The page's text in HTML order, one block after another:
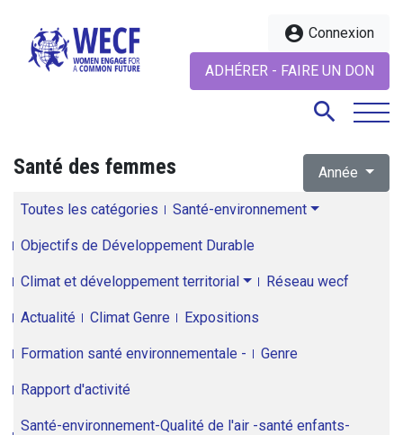
account_circle Connexion
ADHÉRER - FAIRE UN DON
search
Santé des femmes Année
Toutes les catégories Santé-environnement
Objectifs de Développement Durable
Climat et développement territorial Réseau wecf
Actualité Climat Genre Expositions
Formation santé environnementale - Genre
Rapport d'activité
Santé-environnement-Qualité de l'air -santé enfants-